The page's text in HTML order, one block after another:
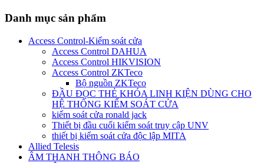
Danh mục sản phẩm
Access Control-Kiểm soát cửa
Access Control DAHUA
Access Control HIKVISION
Access Control ZKTeco
Bộ nguồn ZKTeco
ĐẦU ĐỌC THẺ KHÓA LINH KIỆN DÙNG CHO
HỆ THỐNG KIỂM SOÁT CỬA
kiếm soát cửa ronald jack
Thiết bị đầu cuối kiểm soát truy cập UNV
thiết bị kiểm soát cửa độc lập MITA
Allied Telesis
ÂM THANH THÔNG BÁO